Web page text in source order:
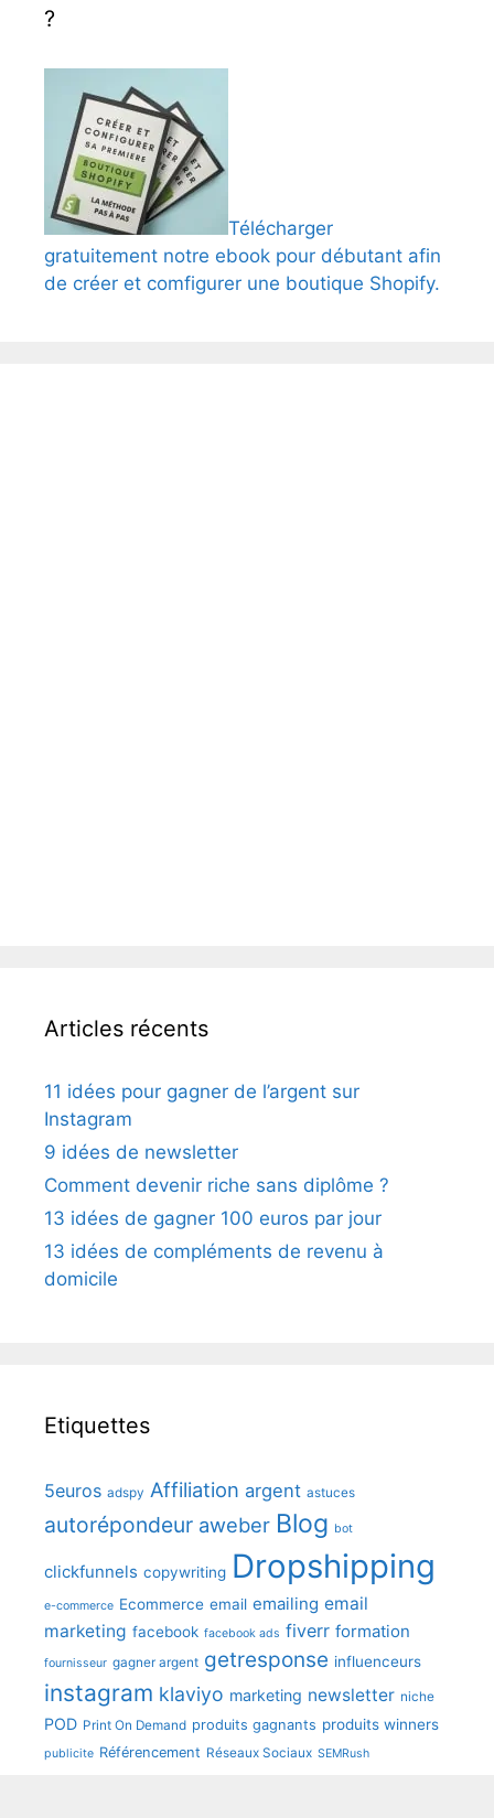
?
Télécharger
gratuitement notre ebook pour débutant afin
de créer et comfigurer une boutique Shopify.
Articles récents
11 idées pour gagner de l’argent sur
Instagram
9 idées de newsletter
Comment devenir riche sans diplôme ?
13 idées de gagner 100 euros par jour
13 idées de compléments de revenu à
domicile
Etiquettes
5euros adspy Affiliation argent astuces
autorépondeur aweber Blog bot
clickfunnels copywriting Dropshipping
e-commerce Ecommerce email emailing email
marketing facebook facebook ads fiverr formation
fournisseur gagner argent getresponse influenceurs
instagram klaviyo marketing newsletter niche
POD Print On Demand produits gagnants produits winners
publicite Référencement Réseaux Sociaux SEMRush